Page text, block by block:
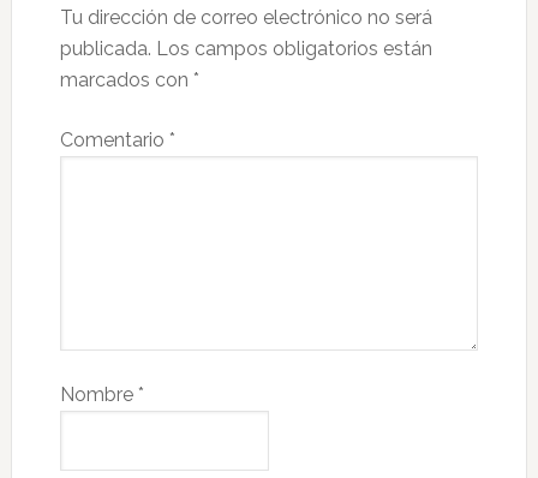
Tu dirección de correo electrónico no será
publicada. Los campos obligatorios están
marcados con *
Comentario *
Nombre *